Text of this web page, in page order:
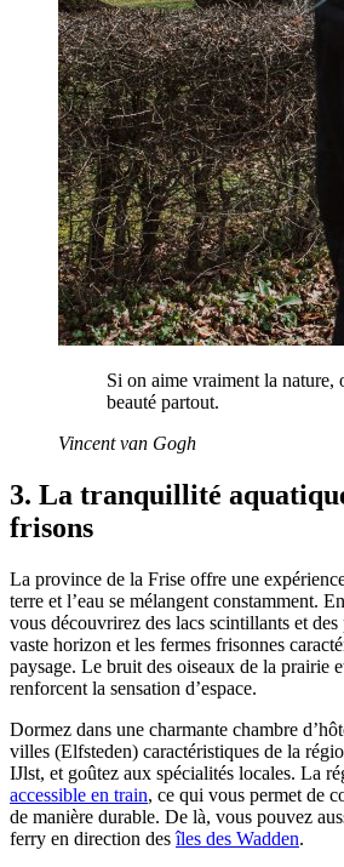
Si on aime vraiment la nature,
beauté partout.
Vincent van Gogh
3. La tranquillité
frisons
La province de la Frise offre une
terre et l’eau se mélangent constamment.
vous découvrirez des lacs scintillants et
vaste horizon et les fermes frisonnes
paysage. Le bruit des oiseaux de la prairie
renforcent la sensation d’espace.
Dormez dans une charmante chambre
villes (Elfsteden) caractéristiques de la
IJlst, et goûtez aux spécialités locales. La
accessible en train, ce qui vous permet de
de manière durable. De là, vous pouvez
ferry en direction desîles des Wadden.